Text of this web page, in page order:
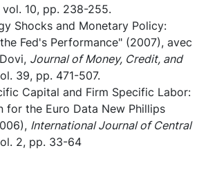
vol. 10, pp. 238-255.
Shocks and Monetary Policy:
Fed's Performance" (2007), avec
Journal of Money, Credit, and
39, pp. 471-507.
Capital and Firm Specific Labor:
for the Euro Data New Phillips
International Journal of Central
2, pp. 33-64